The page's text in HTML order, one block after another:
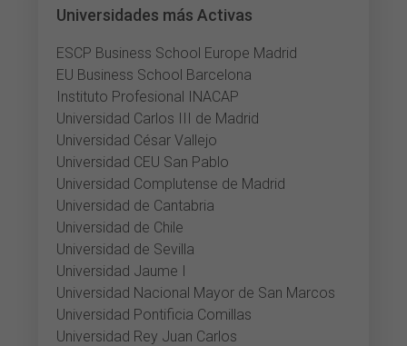
Universidades más Activas
ESCP Business School Europe Madrid
EU Business School Barcelona
Instituto Profesional INACAP
Universidad Carlos III de Madrid
Universidad César Vallejo
Universidad CEU San Pablo
Universidad Complutense de Madrid
Universidad de Cantabria
Universidad de Chile
Universidad de Sevilla
Universidad Jaume I
Universidad Nacional Mayor de San Marcos
Universidad Pontificia Comillas
Universidad Rey Juan Carlos